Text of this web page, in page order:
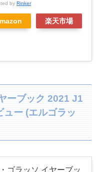
by Rinker
楽天市場
ーブック 2021 J1
ュー (エルゴラッ
ゴラッソ イヤーブッ